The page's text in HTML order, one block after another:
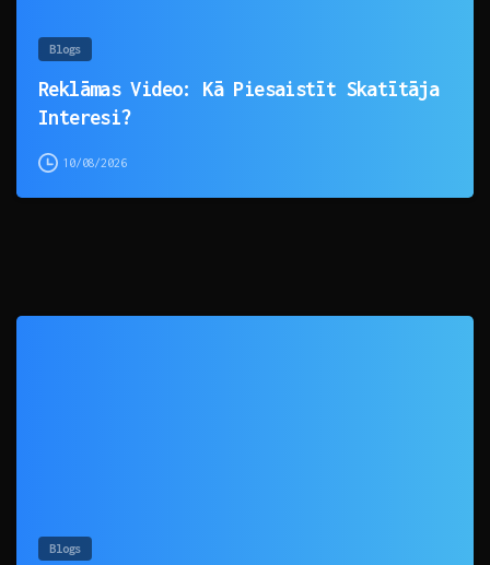
Blogs
Reklāmas Video: Kā Piesaistīt Skatītāja
Interesi?
10/08/2026
Blogs